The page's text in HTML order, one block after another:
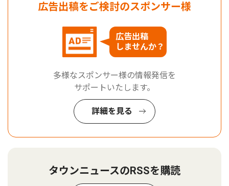
広告出稿をご検討のスポンサー様
広告出稿
しませんか？
多様なスポンサー様の情報発信を
サポートいたします。
詳細を見る
タウンニュースのRSSを購読